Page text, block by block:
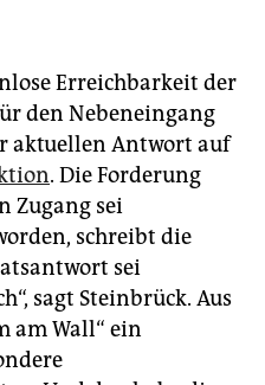
Erreichbarkeit der
den Nebeneingang
aktuellen Antwort auf
. Die Forderung
Zugang sei
schreibt die
sei
sagt Steinbrück. Aus
am Wall“ ein